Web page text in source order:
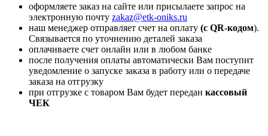
оформляете заказ на сайте или присылаете запрос на
электронную почту zakaz@etk-oniks.ru
наш менеджер отправляет счет на оплату (с QR-кодом).
Связывается по уточнению деталей заказа
оплачиваете счет онлайн или в любом банке
после получения оплаты автоматически Вам поступит
уведомление о запуске заказа в работу или о передаче
заказа на отгрузку
при отгрузке с товаром Вам будет передан кассовый
ЧЕК